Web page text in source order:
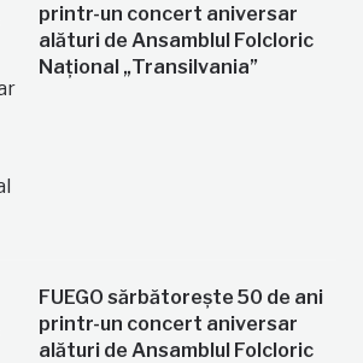
printr-un concert aniversar
alături de Ansamblul Folcloric
Național „Transilvania”
FUEGO sărbătorește 50 de ani
printr-un concert aniversar
alături de Ansamblul Folcloric